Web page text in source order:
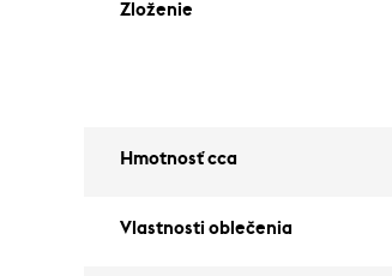
Zloženie
Hmotnosť cca
Vlastnosti oblečenia